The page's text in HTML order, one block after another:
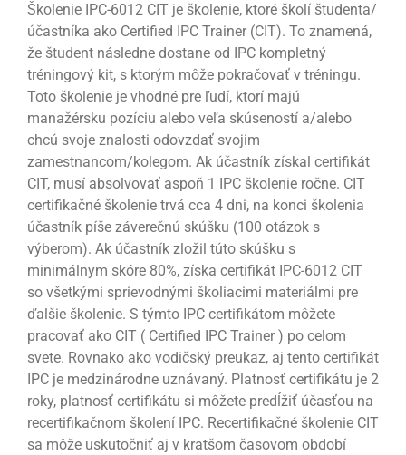
Školenie IPC-6012 CIT je školenie, ktoré školí študenta/
účastníka ako Certified IPC Trainer (CIT). To znamená,
že študent následne dostane od IPC kompletný
tréningový kit, s ktorým môže pokračovať v tréningu.
Toto školenie je vhodné pre ľudí, ktorí majú
manažérsku pozíciu alebo veľa skúseností a/alebo
chcú svoje znalosti odovzdať svojim
zamestnancom/kolegom. Ak účastník získal certifikát
CIT, musí absolvovať aspoň 1 IPC školenie ročne. CIT
certifikačné školenie trvá cca 4 dni, na konci školenia
účastník píše záverečnú skúšku (100 otázok s
výberom). Ak účastník zložil túto skúšku s
minimálnym skóre 80%, získa certifikát IPC-6012 CIT
so všetkými sprievodnými školiacimi materiálmi pre
ďalšie školenie. S týmto IPC certifikátom môžete
pracovať ako CIT ( Certified IPC Trainer ) po celom
svete. Rovnako ako vodičský preukaz, aj tento certifikát
IPC je medzinárodne uznávaný. Platnosť certifikátu je 2
roky, platnosť certifikátu si môžete predĺžiť účasťou na
recertifikačnom školení IPC. Recertifikačné školenie CIT
sa môže uskutočniť aj v kratšom časovom období